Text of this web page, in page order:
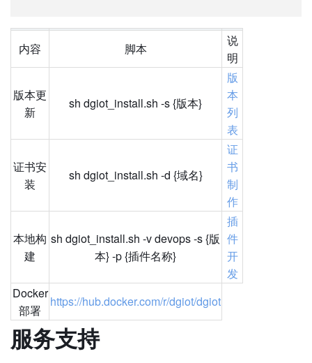
内容 脚本
说
明
版本更
新
sh dgiot_install.sh -s {版本}
版
本
列
表
证书安
装
sh dgiot_install.sh -d {域名}
证
书
制
作
本地构
建
sh dgiot_install.sh -v devops -s {版
本} -p {插件名称}
插
件
开
发
Docker
部署
https://hub.docker.com/r/dgiot/dgiot
服务支持